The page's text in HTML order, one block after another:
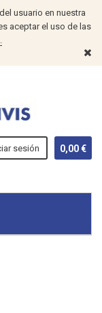
usuario en nuestra
aceptar el uso de las
0,00 €
sesión